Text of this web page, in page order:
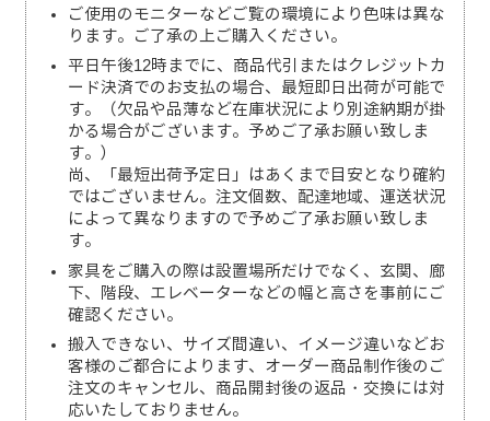
ご使用のモニターなどご覧の環境により色味は異な
ります。ご了承の上ご購入ください。
平日午後12時までに、商品代引またはクレジットカ
ード決済でのお支払の場合、最短即日出荷が可能で
す。（欠品や品薄など在庫状況により別途納期が掛
かる場合がございます。予めご了承お願い致しま
す。）
尚、「最短出荷予定日」はあくまで目安となり確約
ではございません。注文個数、配達地域、運送状況
によって異なりますので予めご了承お願い致しま
す。
家具をご購入の際は設置場所だけでなく、玄関、廊
下、階段、エレベーターなどの幅と高さを事前にご
確認ください。
搬入できない、サイズ間違い、イメージ違いなどお
客様のご都合によります、オーダー商品制作後のご
注文のキャンセル、商品開封後の返品・交換には対
応いたしておりません。